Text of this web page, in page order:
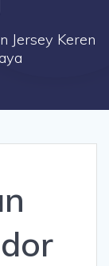
Jersey Keren